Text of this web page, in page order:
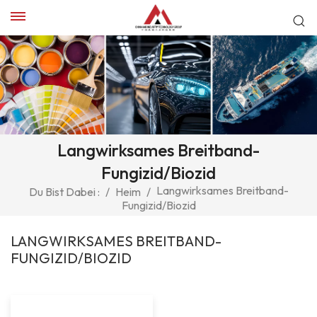
Langwirksames Breitband-
Fungizid/Biozid
Du Bist Dabei : / Heim / Langwirksames Breitband-
Fungizid/Biozid
LANGWIRKSAMES BREITBAND-
FUNGIZID/BIOZID